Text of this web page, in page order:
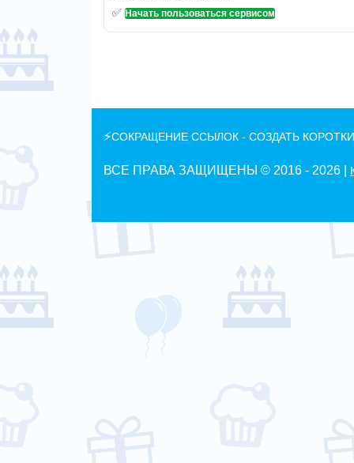
✅ Начать пользоваться сервисом
⚡СОКРАЩЕНИЕ ССЫЛОК - СОЗДАТЬ
ВСЕ ПРАВА ЗАЩИЩЕНЫ © 2016 - 2026 |